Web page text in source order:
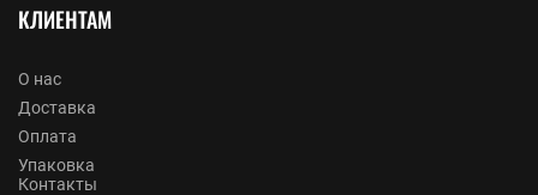
КЛИЕНТАМ
О нас
Доставка
Оплата
Упаковка
Контакты